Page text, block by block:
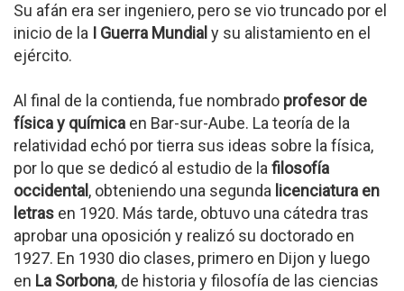
Su afán era ser ingeniero, pero se vio truncado por el
inicio de la I Guerra Mundial y su alistamiento en el
ejército.
Al final de la contienda, fue nombrado profesor de
física y química en Bar-sur-Aube. La teoría de la
relatividad echó por tierra sus ideas sobre la física,
por lo que se dedicó al estudio de la filosofía
occidental , obteniendo una segunda licenciatura en
letras en 1920. Más tarde, obtuvo una cátedra tras
aprobar una oposición y realizó su doctorado en
1927. En 1930 dio clases, primero en Dijon y luego
en La Sorbona, de historia y filosofía de las ciencias